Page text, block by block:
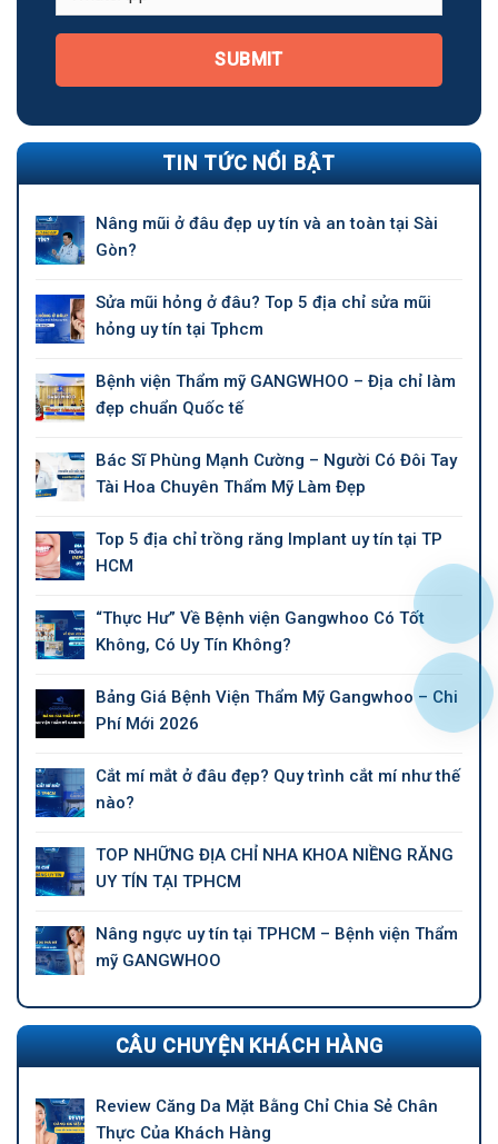
SUBMIT
TIN TỨC NỔI BẬT
Nâng mũi ở đâu đẹp uy tín và an toàn tại Sài
Gòn?
Sửa mũi hỏng ở đâu? Top 5 địa chỉ sửa mũi
hỏng uy tín tại Tphcm
Bệnh viện Thẩm mỹ GANGWHOO – Địa chỉ làm
đẹp chuẩn Quốc tế
Bác Sĩ Phùng Mạnh Cường – Người Có Đôi Tay
Tài Hoa Chuyên Thẩm Mỹ Làm Đẹp
Top 5 địa chỉ trồng răng Implant uy tín tại TP
HCM
“Thực Hư” Về Bệnh viện Gangwhoo Có Tốt
Không, Có Uy Tín Không?
Bảng Giá Bệnh Viện Thẩm Mỹ Gangwhoo – Chi
Phí Mới 2026
Cắt mí mắt ở đâu đẹp? Quy trình cắt mí như thế
nào?
TOP NHỮNG ĐỊA CHỈ NHA KHOA NIỀNG RĂNG
UY TÍN TẠI TPHCM
Nâng ngực uy tín tại TPHCM – Bệnh viện Thẩm
mỹ GANGWHOO
CÂU CHUYỆN KHÁCH HÀNG
Review Căng Da Mặt Bằng Chỉ Chia Sẻ Chân
Thực Của Khách Hàng